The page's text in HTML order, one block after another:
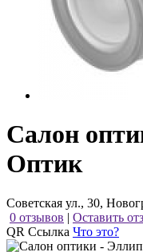
Салон
Оптик
Советская ул., 30,
0 отзывов | Оставить
QR Ссылка Что это?